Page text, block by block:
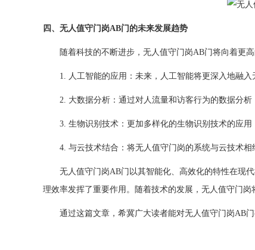
四、无人值守门岗AB门的未来发展趋势
随着科技的不断进步，无人值守门岗AB门将向着更高
1. 人工智能的应用：未来，人工智能将更深入地融入
2. 大数据分析：通过对人流量和访客行为的数据分析
3. 生物识别技术：更加多样化的生物识别技术的应用
4. 与云技术结合：将无人值守门岗的系统与云技术相
无人值守门岗AB门以其智能化、高效化的特性在现代
理效率发挥了重要作用。随着技术的发展，无人值守门
通过这篇文章，希冀广大读者能对无人值守门岗AB门